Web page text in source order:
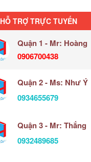
HỖ TRỢ TRỰC TUYẾN
Quận 1 - Mr: Hoàng
0906700438
Quận 2 - Ms: Như Ý
0934655679
Quận 3 - Mr: Thắng
0932489685